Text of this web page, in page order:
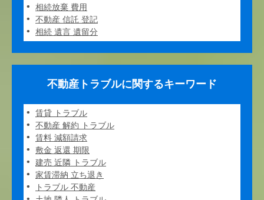
相続放棄 費用
不動産 信託 登記
相続 遺言 遺留分
不動産トラブルに関するキーワード
賃貸 トラブル
不動産 解約 トラブル
賃料 減額請求
敷金 返還 期限
建売 近隣 トラブル
家賃滞納 立ち退き
トラブル 不動産